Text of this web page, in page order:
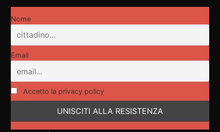
Nome
Email
Accetto la privacy policy